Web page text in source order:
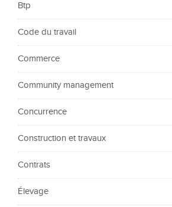
Btp
Code du travail
Commerce
Community management
Concurrence
Construction et travaux
Contrats
Élevage